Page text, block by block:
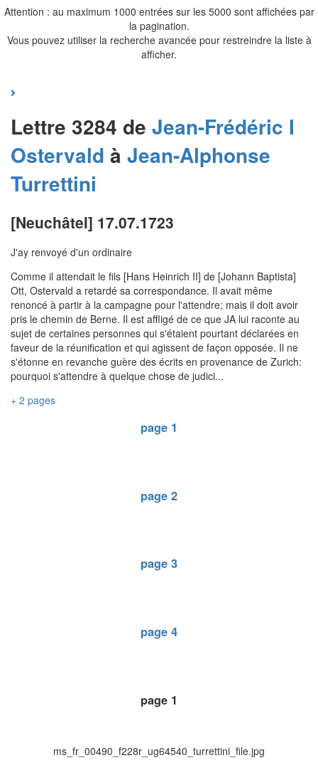
Attention : au maximum 1000 entrées sur les 5000 sont affichées par
la pagination.
Vous pouvez utiliser la recherche avancée pour restreindre la liste à
afficher.
Lettre 3284 de Jean-Frédéric I
Ostervald à Jean-Alphonse
Turrettini
[Neuchâtel] 17.07.1723
J'ay renvoyé d'un ordinaire
Comme il attendait le fils [Hans Heinrich II] de [Johann Baptista]
Ott, Ostervald a retardé sa correspondance. Il avait même
renoncé à partir à la campagne pour l'attendre; mais il doit avoir
pris le chemin de Berne. Il est affligé de ce que JA lui raconte au
sujet de certaines personnes qui s'étaient pourtant déclarées en
faveur de la réunification et qui agissent de façon opposée. Il ne
s'étonne en revanche guère des écrits en provenance de Zurich:
pourquoi s'attendre à quelque chose de judici...
+ 2 pages
page 1
page 2
page 3
page 4
page 1
ms_fr_00490_f228r_ug64540_turrettini_file.jpg